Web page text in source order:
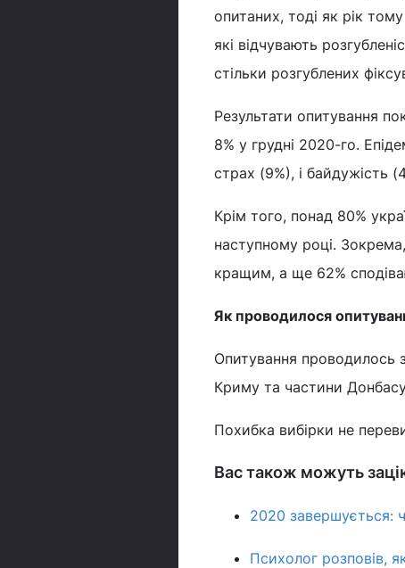
опитаних, тоді як рік
які відчувають
стільки розгублених
Результати опитування
8% у грудні 2020-го.
страх (9%), і байдужість
Крім того, понад 80%
наступному році.
кращим, а ще 62%
Як проводилося
Опитування проводилось
Криму та частини
Похибка вибірки не
Вас також можуть
2020 завершується:
Психолог розповів,